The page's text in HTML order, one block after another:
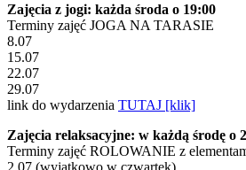
Zajęcia z jogi: każda środa o 19:00
Terminy zajęć JOGA NA TARASIE
8.07
15.07
22.07
29.07
link do wydarzenia TUTAJ [klik]
Zajęcia relaksacyjne: w każdą środę o
Terminy zajęć ROLOWANIE z
2.07 (wyjątkowo w czwartek)